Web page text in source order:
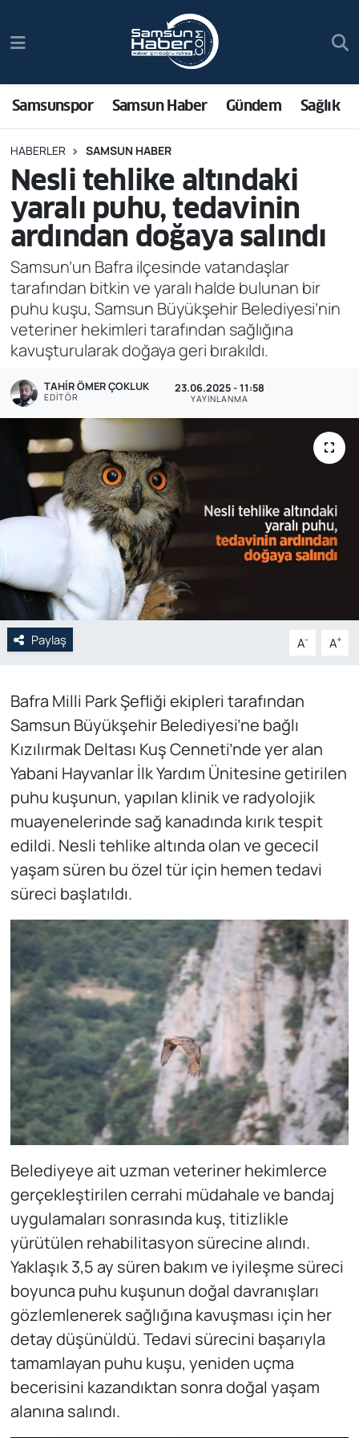
Samsunspor Samsun Haber Gündem Sağlık
HABERLER SAMSUN HABER
Nesli tehlike altındaki
yaralı puhu, tedavinin
ardından doğaya salındı
Samsun’un Bafra ilçesinde vatandaşlar
tarafından bitkin ve yaralı halde bulunan bir
puhu kuşu, Samsun Büyükşehir Belediyesi’nin
veteriner hekimleri tarafından sağlığına
kavuşturularak doğaya geri bırakıldı.
TAHIR ÖMER ÇOKLUK
EDITÖR
23.06.2025 - 11:58
YAYINLANMA
Paylaş A- A+
Bafra Milli Park Şefliği ekipleri tarafından
Samsun Büyükşehir Belediyesi’ne bağlı
Kızılırmak Deltası Kuş Cenneti’nde yer alan
Yabani Hayvanlar İlk Yardım Ünitesine getirilen
puhu kuşunun, yapılan klinik ve radyolojik
muayenelerinde sağ kanadında kırık tespit
edildi. Nesli tehlike altında olan ve gececil
yaşam süren bu özel tür için hemen tedavi
süreci başlatıldı.
Belediyeye ait uzman veteriner hekimlerce
gerçekleştirilen cerrahi müdahale ve bandaj
uygulamaları sonrasında kuş, titizlikle
yürütülen rehabilitasyon sürecine alındı.
Yaklaşık 3,5 ay süren bakım ve iyileşme süreci
boyunca puhu kuşunun doğal davranışları
gözlemlenerek sağlığına kavuşması için her
detay düşünüldü. Tedavi sürecini başarıyla
tamamlayan puhu kuşu, yeniden uçma
becerisini kazandıktan sonra doğal yaşam
alanına salındı.
Samsun Haber
Sağlık
Asayiş
Bilim ve Teknoloji
Bölge
Dünya
Ekonomi
Genel
Gündem
Özel Haber
POLİTİKA
Siyaset
Spor
Web Tv
Trafik Durumu
Süper Lig Puan Durumu ve Fikstür
Tüm Manşetler
Son Dakika Haberleri
Haber Arşivi